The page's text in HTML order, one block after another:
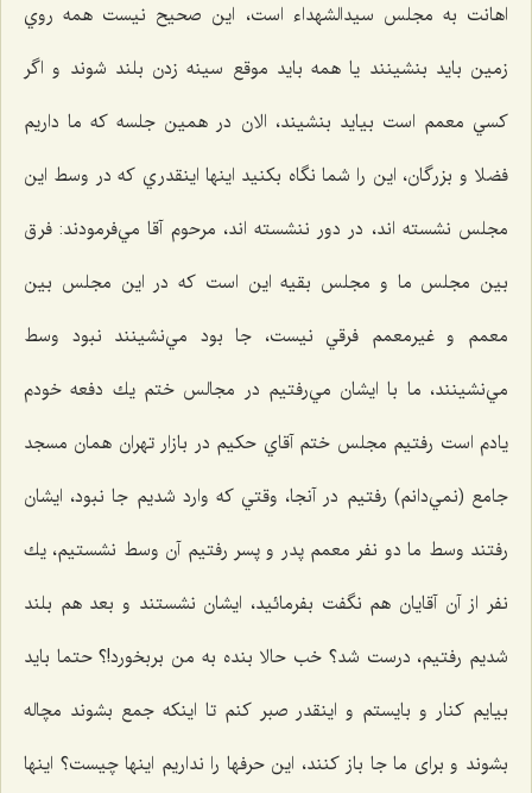
اهانت به مجلس سيدالشهداء است، اين صحيح نيست همه روي
زمين بايد بنشينند یا همه بايد موقع سينه زدن بلند شوند و اگر
كسي معمم است بيايد بنشيند، الان در همين جلسه كه ما داريم
فضلا و بزرگان، اين را شما نگاه بكنيد اينها اينقدري كه در وسط اين
مجلس نشسته اند، در دور ننشسته اند، مرحوم آقا مي‌فرمودند: فرق
بين مجلس ما و مجلس بقيه اين است كه در این مجلس بين
معمم و غيرمعمم فرقي نيست، جا بود مي‌نشينند نبود وسط
مي‌نشينند، ما با ايشان مي‌رفتيم در مجالس ختم يك دفعه خودم
يادم است رفتيم مجلس ختم آقاي حكيم در بازار تهران همان مسجد
جامع (نمي‌دانم) رفتيم در آنجا، وقتي كه وارد شديم جا نبود، ايشان
رفتند وسط ما دو نفر معمم پدر و پسر رفتيم آن وسط نشستيم، يك
نفر از آن آقايان هم نگفت بفرمائيد، ايشان نشستند و بعد هم بلند
شديم رفتيم، درست شد؟ خب حالا بنده به من بربخورد!؟ حتما بايد
بيايم كنار و بايستم و اينقدر صبر كنم تا اينكه جمع بشوند مچاله
بشوند و برای ما جا باز کنند، اين حرفها را نداريم اينها چيست؟ اينها